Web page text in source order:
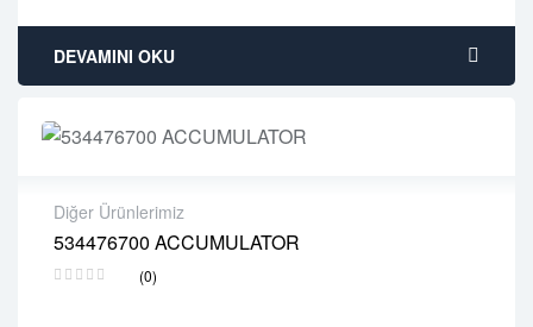
DEVAMINI OKU
Diğer Ürünlerimiz
534476700 ACCUMULATOR
(0)
2 years warranty
Delivery time: 1-2 business days